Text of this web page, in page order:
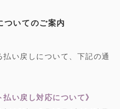
いてのご案内
い戻しについて、下記の通
い戻し対応について》